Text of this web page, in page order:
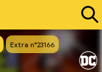
Extra n°23166